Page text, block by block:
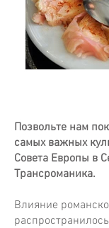
Позвольте нам
самых важных
Совета Европы в
Трансроманика.
Влияние